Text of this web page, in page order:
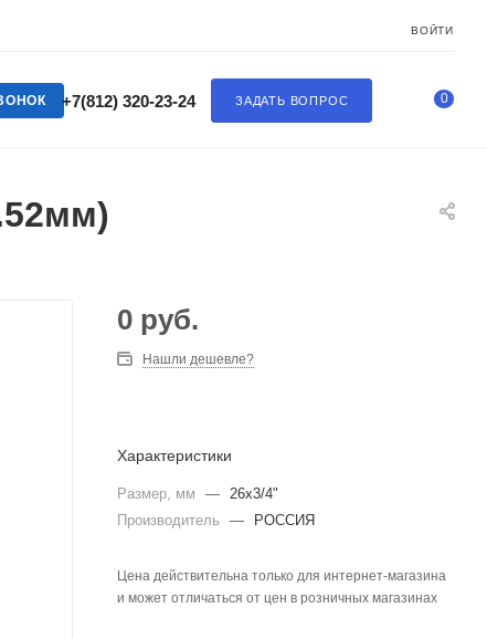
ВОЙТИ
ЗАДАТЬ ВОПРОС
+7(812) 320-23-24 0
0 руб.
Нашли дешевле?
Характеристики
Размер, мм — 26х3/4"
Производитель
— РОССИЯ
Цена действительна только для интернет-магазина
и может отличаться от цен в розничных магазинах